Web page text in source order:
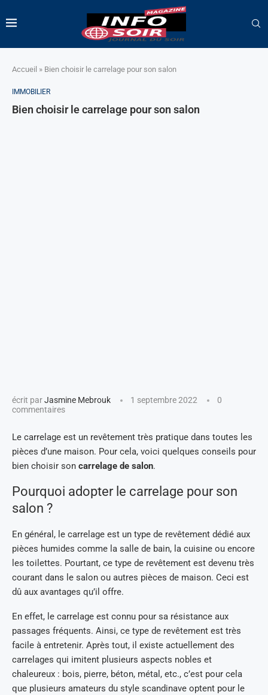
Accueil » Bien choisir le carrelage pour son salon
IMMOBILIER
Bien choisir le carrelage pour son salon
écrit parJasmine Mebrouk 1 septembre 2022
0
commentaires
Le carrelage est un revêtement très pratique dans toutes les
pièces d’une maison. Pour cela, voici quelques conseils pour
bien choisir son carrelage de salon.
Pourquoi adopter le carrelage pour son
salon ?
En général, le carrelage est un type de revêtement dédié aux
pièces humides comme la salle de bain, la cuisine ou encore
les toilettes. Pourtant, ce type de revêtement est devenu très
courant dans le salon ou autres pièces de maison. Ceci est
dû aux avantages qu’il offre.
En effet, le carrelage est connu pour sa résistance aux
passages fréquents. Ainsi, ce type de revêtement est très
facile à entretenir. Après tout, il existe actuellement des
carrelages qui imitent plusieurs aspects nobles et
chaleureux : bois, pierre, béton, métal, etc., c’est pour cela
que plusieurs amateurs du style scandinave optent pour le